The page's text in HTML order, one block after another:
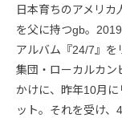
日本育ちのアメリ
を父に持つgb。
アルバム『24/7』を
集団・ローカルカン
かけに、昨年10月
ット。それを受け、